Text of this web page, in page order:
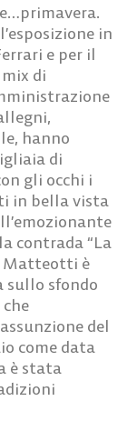
in
e per il
di
hanno
di
gli occhi i
in bella vista
contrada “La
Matteotti è
sullo sfondo
del
come data
è stata